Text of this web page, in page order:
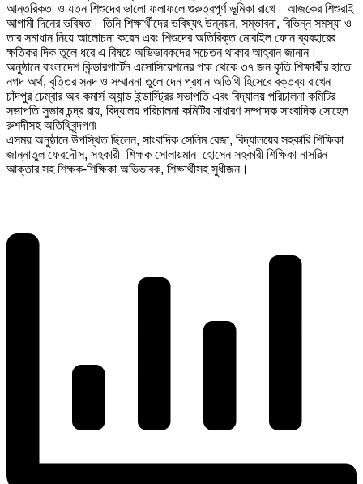
আন্তরিকতা ও যত্ন শিশুদের ভালো ফলাফলে গুরুত্বপূর্ণ ভূমিকা রাখে। আজকের শিশুরাই
আগামী দিনের ভবিষত। তিনি শিক্ষার্থীদের ভবিষ্যৎ উন্নয়ন, সম্ভাবনা, বিভিন্ন সমস্যা ও
তার সমাধান নিয়ে আলোচনা করেন এবং শিশুদের অতিরিক্ত মোবাইল ফোন ব্যবহারের
ক্ষতিকর দিক তুলে ধরে এ বিষয়ে অভিভাবকদের সচেতন থাকার আহ্বান জানান।
অনুষ্ঠানে বাংলাদেশ কিন্ডারগার্টেন এসোসিয়েশনের পক্ষ থেকে ৩৭ জন কৃতি শিক্ষার্থীর হাতে
নগদ অর্থ, বৃত্তির সনদ ও সম্মাননা তুলে দেন প্রধান অতিথি হিসেবে বক্তব্য রাখেন
চাঁদপুর চেম্বার অব কমার্স অ্যান্ড ইন্ডাস্ট্রির সভাপতি এবং বিদ্যালয় পরিচালনা কমিটির
সভাপতি সুভাষ চন্দ্র রায়, বিদ্যালয় পরিচালনা কমিটির সাধারণ সম্পাদক সাংবাদিক সোহেল
রুশদীসহ অতিথিবৃন্দগণ৷
এসময় অনুষ্ঠানে উপস্থিত ছিলেন, সাংবাদিক সেলিম রেজা, বিদ্যালয়ের সহকারি শিক্ষিকা
জান্নাতুল ফেরদৌস, সহকারী শিক্ষক সোলায়মান হোসেন সহকারী শিক্ষিকা নাসরিন
আক্তার সহ শিক্ষক-শিক্ষিকা অভিভাবক, শিক্ষার্থীসহ সুধীজন।